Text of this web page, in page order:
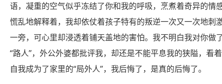
语，凝重的空气似乎冻结了你和我的呼吸，烹煮着奇异的
慌乱地解释着，我却依仗着孩子特有的叛逆一次又一次地
一旁，可心里却浸透着铺天盖地的害怕。我不明白我对你
“路人”，外公外婆都批评我，却还是不能平息我的狭隘，
自我成为了家里的“局外人”，我后悔了，是真的后悔了。